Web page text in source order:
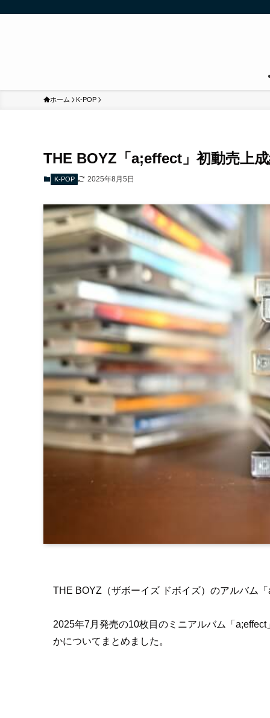
ホーム K-POP
THE BOYZ「a;effect」初動売上
K-POP 2025年8月5日
THE BOYZ（ザボーイズ ドボイズ）のアルバム
2025年7月発売の10枚目のミニアルバム「a;effect
かについてまとめました。